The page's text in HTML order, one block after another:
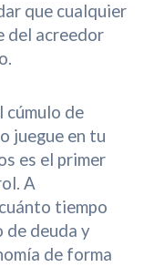
que cualquier
del acreedor
cúmulo de
juegue en tu
es el primer
A
tiempo
de deuda y
de forma